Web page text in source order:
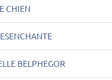
CHIEN
BELPHEGOR